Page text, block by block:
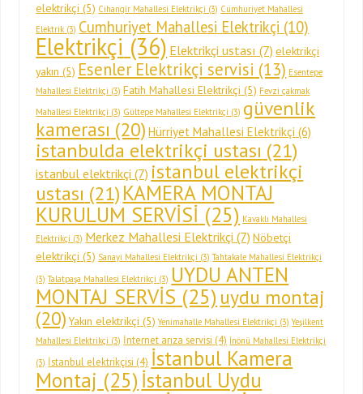
elektrikçi (5) Cihangir Mahallesi Elektrikçi (3) Cumhuriyet Mahallesi
Elektrik (3) Cumhuriyet Mahallesi Elektrikçi (10)
Elektrikçi (36) Elektrikçi ustası (7) elektrikçi
yakın (5) Esenler Elektrikçi servisi (13) Esentepe
Mahallesi Elektrikçi (3) Fatih Mahallesi Elektrikçi (5) Fevzi çakmak
Mahallesi Elektrikçi (3) Gültepe Mahallesi Elektrikçi (3) güvenlik
kamerası (20) Hürriyet Mahallesi Elektrikçi (6)
istanbulda elektrikçi ustası (21)
istanbul elektrikçi (7) istanbul elektrikçi
ustası (21)KAMERA MONTAJ
KURULUM SERVİSİ (25) Kavaklı Mahallesi
Elektrikçi (3) Merkez Mahallesi Elektrikçi (7) Nöbetçi
elektrikçi (5) Sanayi Mahallesi Elektrikçi (3) Tahtakale Mahallesi Elektrikçi
(3) Talatpaşa Mahallesi Elektrikçi (3) UYDU ANTEN
MONTAJ SERVİS (25) uydu montaj
(20) Yakın elektrikçi (5) Yenimahalle Mahallesi Elektrikçi (3) Yeşilkent
Mahallesi Elektrikçi (3) İnternet arıza servisi (4) İnönü Mahallesi Elektrikçi
(3) İstanbul elektrikçisi (4) İstanbul Kamera
Montaj (25) İstanbul Uydu